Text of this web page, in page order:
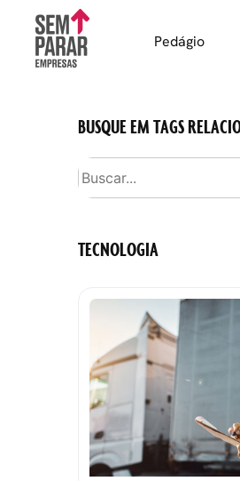
content
Pedágio
BUSQUE EM TAGS
Pesquisar
TECNOLOGIA